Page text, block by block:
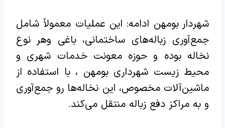
شهردار بومهن ادامه: این عملیات معمولاً شامل
جمع‌آوری زباله‌های ساختمانی، باغی وهر نوع
نخاله بوده و حوزه معونت خدمات شهری و
محیط زیست شهرداری بومهن ، با استفاده از
ماشین‌آلات مخصوص، این نخاله‌ها رو جمع‌آوری
و به مراکز دفع زباله منتقل می‌کند.